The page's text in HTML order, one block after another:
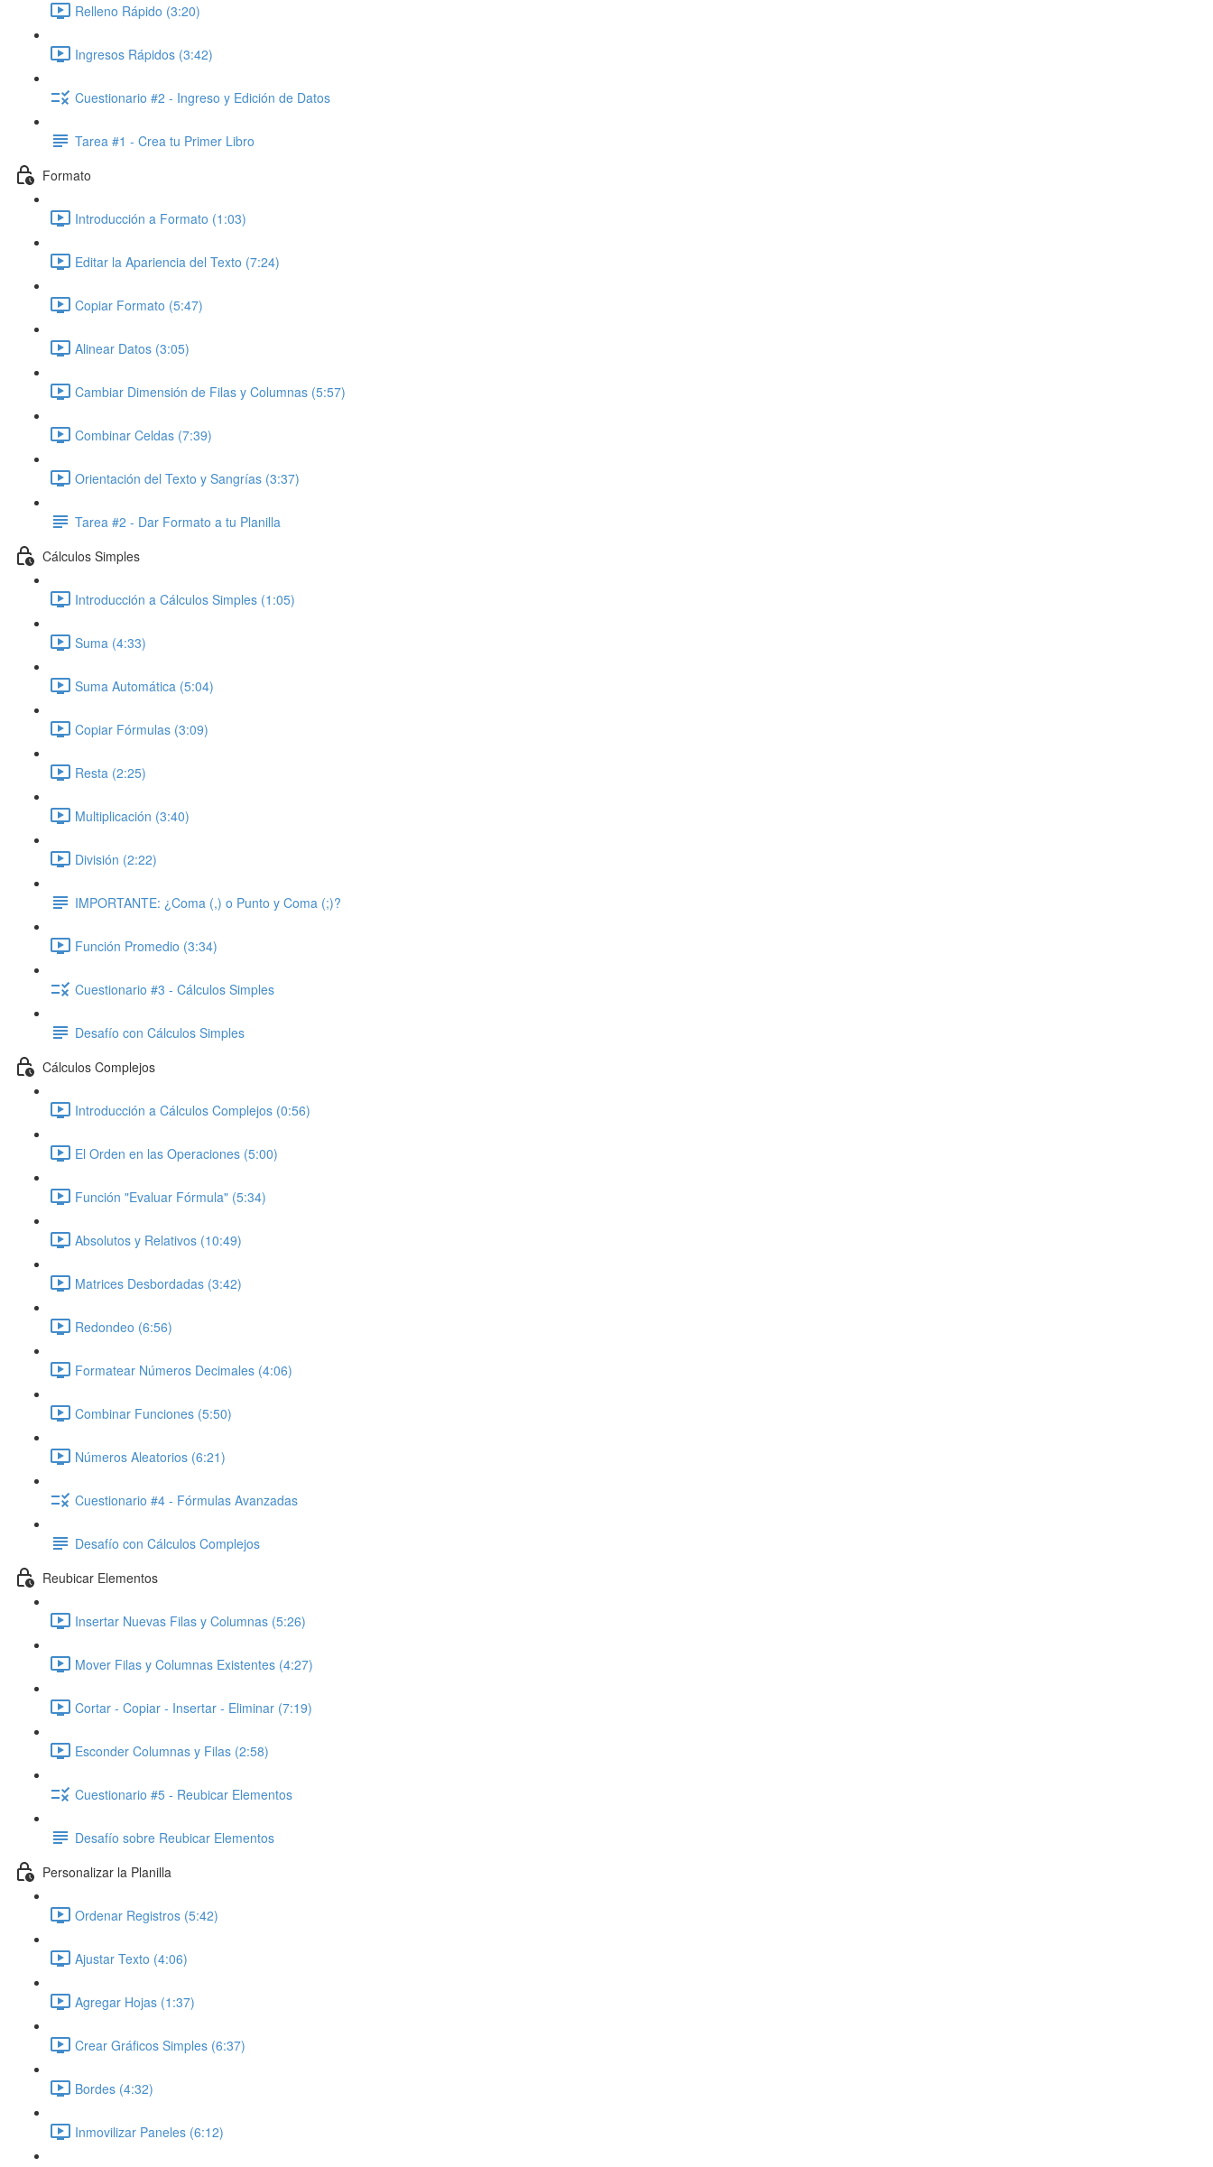
Relleno Rápido (3:20)
Ingresos Rápidos (3:42)
Cuestionario #2 - Ingreso y Edición de Datos
Tarea #1 - Crea tu Primer Libro
Formato
Introducción a Formato (1:03)
Editar la Apariencia del Texto (7:24)
Copiar Formato (5:47)
Alinear Datos (3:05)
Cambiar Dimensión de Filas y Columnas (5:57)
Combinar Celdas (7:39)
Orientación del Texto y Sangrías (3:37)
Tarea #2 - Dar Formato a tu Planilla
Cálculos Simples
Introducción a Cálculos Simples (1:05)
Suma (4:33)
Suma Automática (5:04)
Copiar Fórmulas (3:09)
Resta (2:25)
Multiplicación (3:40)
División (2:22)
IMPORTANTE: ¿Coma (,) o Punto y Coma (;)?
Función Promedio (3:34)
Cuestionario #3 - Cálculos Simples
Desafío con Cálculos Simples
Cálculos Complejos
Introducción a Cálculos Complejos (0:56)
El Orden en las Operaciones (5:00)
Función "Evaluar Fórmula" (5:34)
Absolutos y Relativos (10:49)
Matrices Desbordadas (3:42)
Redondeo (6:56)
Formatear Números Decimales (4:06)
Combinar Funciones (5:50)
Números Aleatorios (6:21)
Cuestionario #4 - Fórmulas Avanzadas
Desafío con Cálculos Complejos
Reubicar Elementos
Insertar Nuevas Filas y Columnas (5:26)
Mover Filas y Columnas Existentes (4:27)
Cortar - Copiar - Insertar - Eliminar (7:19)
Esconder Columnas y Filas (2:58)
Cuestionario #5 - Reubicar Elementos
Desafío sobre Reubicar Elementos
Personalizar la Planilla
Ordenar Registros (5:42)
Ajustar Texto (4:06)
Agregar Hojas (1:37)
Crear Gráficos Simples (6:37)
Bordes (4:32)
Inmovilizar Paneles (6:12)